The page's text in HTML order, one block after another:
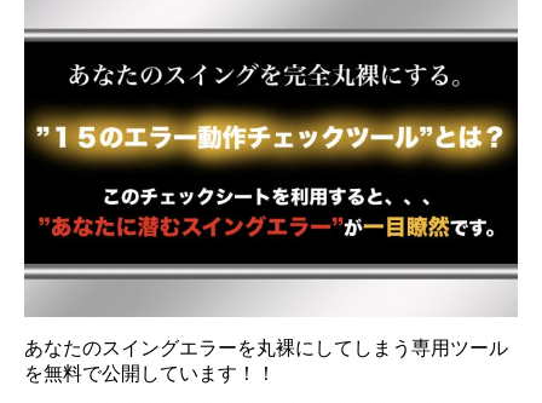
あなたのスイングエラーを丸裸にしてしまう専用ツール
を無料で公開しています！！